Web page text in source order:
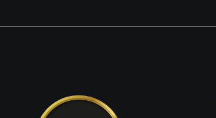
imobiliária digital com imóveis
focada em produzir campanhas
contatos interessados e tendo